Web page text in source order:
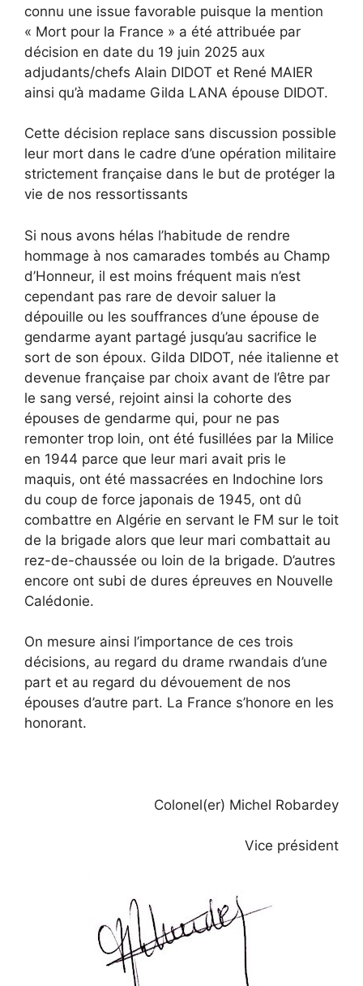
connu une issue favorable puisque la mention
« Mort pour la France » a été attribuée par
décision en date du 19 juin 2025 aux
adjudants/chefs Alain DIDOT et René MAIER
ainsi qu’à madame Gilda LANA épouse DIDOT.
Cette décision replace sans discussion possible
leur mort dans le cadre d’une opération militaire
strictement française dans le but de protéger la
vie de nos ressortissants
Si nous avons hélas l’habitude de rendre
hommage à nos camarades tombés au Champ
d’Honneur, il est moins fréquent mais n’est
cependant pas rare de devoir saluer la
dépouille ou les souffrances d’une épouse de
gendarme ayant partagé jusqu’au sacrifice le
sort de son époux. Gilda DIDOT, née italienne et
devenue française par choix avant de l’être par
le sang versé, rejoint ainsi la cohorte des
épouses de gendarme qui, pour ne pas
remonter trop loin, ont été fusillées par la Milice
en 1944 parce que leur mari avait pris le
maquis, ont été massacrées en Indochine lors
du coup de force japonais de 1945, ont dû
combattre en Algérie en servant le FM sur le toit
de la brigade alors que leur mari combattait au
rez-de-chaussée ou loin de la brigade. D’autres
encore ont subi de dures épreuves en Nouvelle
Calédonie.
On mesure ainsi l’importance de ces trois
décisions, au regard du drame rwandais d’une
part et au regard du dévouement de nos
épouses d’autre part. La France s’honore en les
honorant.
Colonel(er) Michel Robardey
Vice président